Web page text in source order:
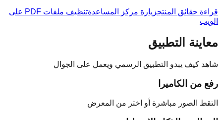
قراءة حقائق المنتجزيارة مركز المساعدة
تنظيف ملفات PDF على
الويب
معاينة التطبيق
شاهد كيف يبدو التطبيق الرسمي ويعمل على الجوال
رفع من الكاميرا
التقط الصور مباشرة أو اختر من المعرض